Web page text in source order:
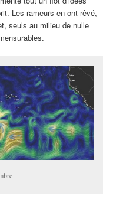
Les rameurs en ont rêvé,
seuls au milieu de nulle